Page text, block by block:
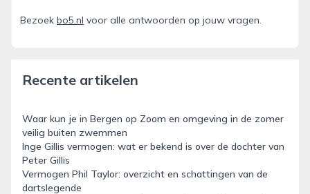
Bezoek bo5.nl voor alle antwoorden op jouw vragen.
Recente artikelen
Waar kun je in Bergen op Zoom en omgeving in de zomer
veilig buiten zwemmen
Inge Gillis vermogen: wat er bekend is over de dochter van
Peter Gillis
Vermogen Phil Taylor: overzicht en schattingen van de
dartslegende